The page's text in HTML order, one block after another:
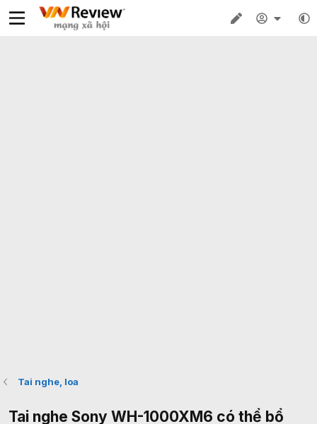
Tai nghe, loa
Tai nghe Sony WH-1000XM6 có thể bổ